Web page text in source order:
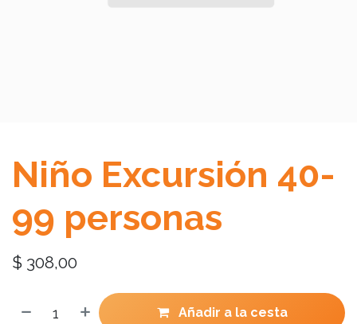
Niño Excursión 40-
99 personas
$ 308,00
Añadir a la cesta